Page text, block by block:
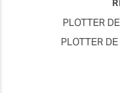
PLOTTER
PLOTTER